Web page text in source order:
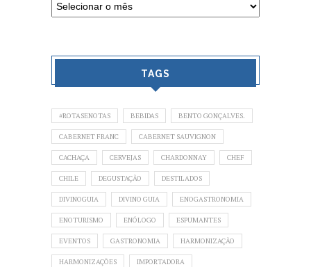
TAGS
#ROTASENOTAS BEBIDAS BENTO GONÇALVES.
CABERNET FRANC CABERNET SAUVIGNON
CACHAÇA CERVEJAS CHARDONNAY CHEF
CHILE DEGUSTAÇÃO DESTILADOS
DIVINOGUIA DIVINO GUIA ENOGASTRONOMIA
ENOTURISMO ENÓLOGO ESPUMANTES
EVENTOS GASTRONOMIA HARMONIZAÇÃO
HARMONIZAÇÕES IMPORTADORA